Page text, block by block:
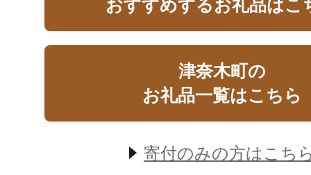
おすすめするお礼品はこ
津奈木町の
お礼品一覧はこちら
寄付のみの方はこち